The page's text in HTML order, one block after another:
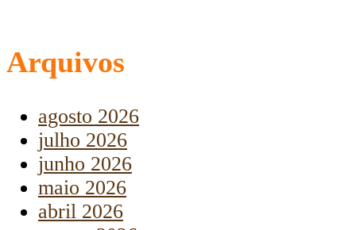
Arquivos
agosto 2026
julho 2026
junho 2026
maio 2026
abril 2026